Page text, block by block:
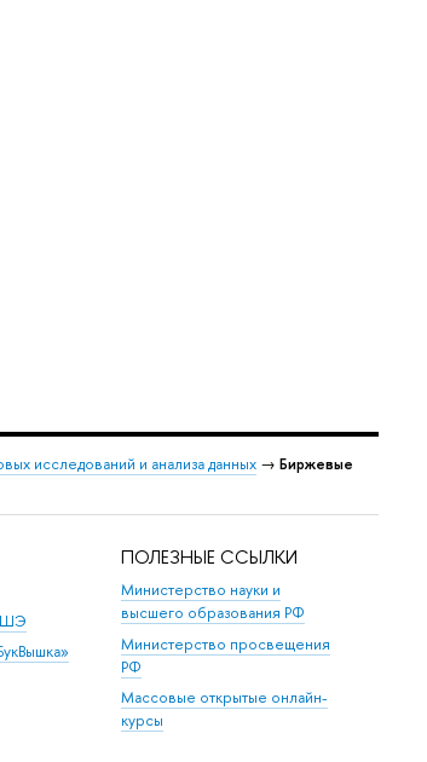
исследований и анализа данных → Биржевые
ПОЛЕЗНЫЕ ССЫЛКИ
Министерство науки и
высшего образования РФ
Министерство просвещения
РФ
Массовые открытые онлайн-
курсы